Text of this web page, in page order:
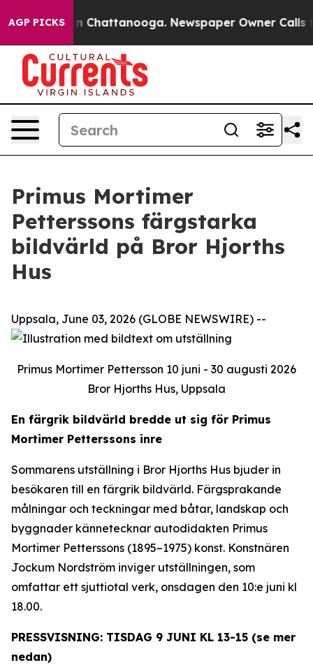
AGP PICKS
Chaos in Chattanooga. Newspaper Owner Calls
Primus Mortimer
Petterssons färgstarka
bildvärld på Bror Hjorths
Hus
Uppsala, June 03, 2026 (GLOBE NEWSWIRE) --
Primus Mortimer Pettersson 10 juni - 30 augusti 2026
Bror Hjorths Hus, Uppsala
En färgrik bildvärld bredde ut sig för Primus
Mortimer Petterssons inre
Sommarens utställning i Bror Hjorths Hus bjuder in
besökaren till en färgrik bildvärld. Färgsprakande
målningar och teckningar med båtar, landskap och
byggnader kännetecknar autodidakten Primus
Mortimer Petterssons (1895–1975) konst. Konstnären
Jockum Nordström inviger utställningen, som
omfattar ett sjuttiotal verk, onsdagen den 10:e juni kl
18.00.
PRESSVISNING: TISDAG 9 JUNI KL 13-15 (se mer
nedan)